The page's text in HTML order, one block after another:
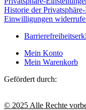
Historie der
Einwilligungen
Mein Konto
Mein Warenkorb
Gefördert durch:
© 2025 Alle Rechte